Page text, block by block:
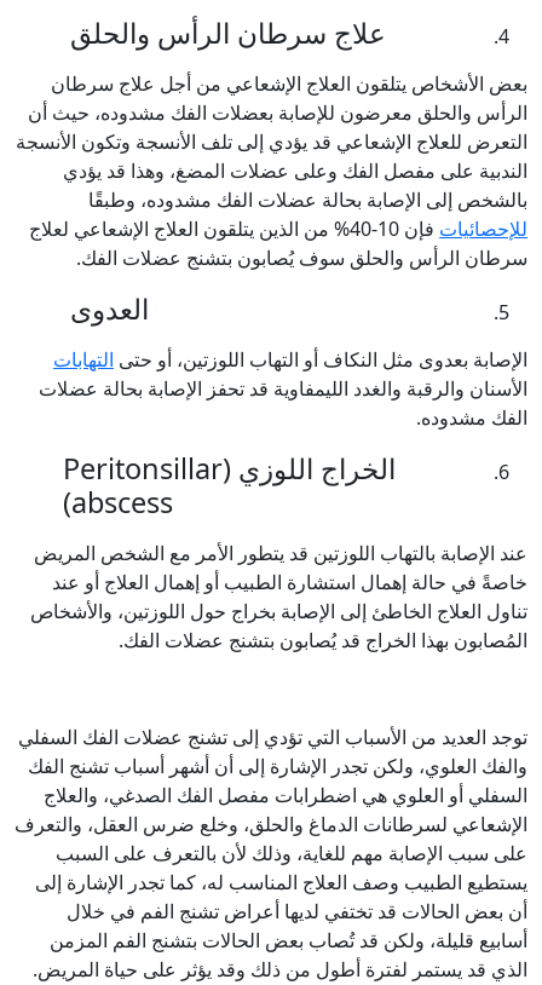
علاج سرطان الرأس والحلق
بعض الأشخاص يتلقون العلاج الإشعاعي من أجل علاج سرطان
الرأس والحلق معرضون للإصابة بعضلات الفك مشدوده، حيث أن
التعرض للعلاج الإشعاعي قد يؤدي إلى تلف الأنسجة وتكون الأنسجة
الندبية على مفصل الفك وعلى عضلات المضغ، وهذا قد يؤدي
بالشخص إلى الإصابة بحالة عضلات الفك مشدوده، وطبقًا
للإحصائيات
فإن 10-40% من الذين يتلقون العلاج الإشعاعي لعلاج
سرطان الرأس والحلق سوف يُصابون بتشنج عضلات الفك.
العدوى
الإصابة بعدوى مثل النكاف أو التهاب اللوزتين، أو حتى التهابات
الأسنان والرقبة والغدد الليمفاوية قد تحفز الإصابة بحالة عضلات
الفك مشدوده.
الخراج اللوزي (Peritonsillar
abscess)
عند الإصابة بالتهاب اللوزتين قد يتطور الأمر مع الشخص المريض
خاصةً في حالة إهمال استشارة الطبيب أو إهمال العلاج أو عند
تناول العلاج الخاطئ إلى الإصابة بخراج حول اللوزتين، والأشخاص
المُصابون بهذا الخراج قد يُصابون بتشنج عضلات الفك.
توجد العديد من الأسباب التي تؤدي إلى تشنج عضلات الفك السفلي
والفك العلوي، ولكن تجدر الإشارة إلى أن أشهر أسباب تشنج الفك
السفلي أو العلوي هي اضطرابات مفصل الفك الصدغي، والعلاج
الإشعاعي لسرطانات الدماغ والحلق، وخلع ضرس العقل، والتعرف
على سبب الإصابة مهم للغاية، وذلك لأن بالتعرف على السبب
يستطيع الطبيب وصف العلاج المناسب له، كما تجدر الإشارة إلى
أن بعض الحالات قد تختفي لديها أعراض تشنج الفم في خلال
أسابيع قليلة، ولكن قد تُصاب بعض الحالات بتشنج الفم المزمن
الذي قد يستمر لفترة أطول من ذلك وقد يؤثر على حياة المريض.